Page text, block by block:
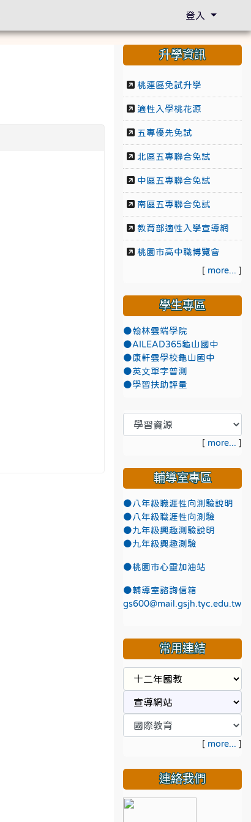
升學資訊
桃連區免試升學
適性入學桃花源
五專優先免試
北區五專聯合免試
中區五專聯合免試
南區五專聯合免試
教育部適性入學宣導網
桃園市高中職博覽會
[ more... ]
學生專區
●翰林雲端學院
●AILEAD365龜山國中
●康軒雲學校龜山國中
●英文單字普測
●學習扶助評量
[ more... ]
輔導室專區
●八年級職涯性向測驗說明
●八年級職涯性向測驗
●九年級興趣測驗說明
●九年級興趣測驗
●桃園市心靈加油站
●輔導室諮詢信箱
gs600@mail.gsjh.tyc.edu.tw
常用連結
[ more... ]
連絡我們
登入